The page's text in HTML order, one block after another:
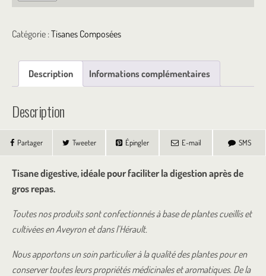
de
After-
Catégorie : Tisanes Composées
Description Informations complémentaires
Description
Partager Tweeter Épingler E-mail SMS
Tisane digestive, idéale pour faciliter la digestion après de
gros repas.
Toutes nos produits sont confectionnés à base de plantes cueillis et
cultivées en Aveyron et dans l’Hérault.
Nous apportons un soin particulier à la qualité des plantes pour en
conserver toutes leurs propriétés médicinales et aromatiques. De la